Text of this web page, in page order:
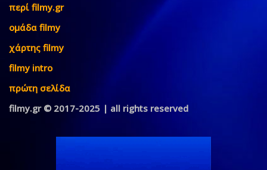
περί filmy.gr
ομάδα filmy
χάρτης filmy
filmy intro
πρώτη σελίδα
filmy.gr © 2017-2025 | all rights reserved